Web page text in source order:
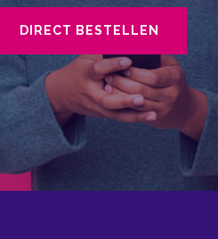
DIRECT BESTELLEN